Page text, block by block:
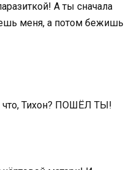
А ты сначала
меня, а потом бежишь
что, Тихон? ПОШЁЛ ТЫ!